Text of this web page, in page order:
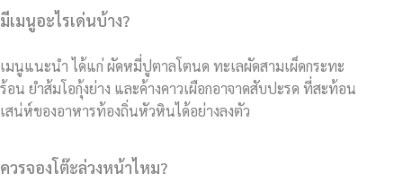
มีเมนูอะไรเด่นบ้าง?
เมนูแนะนำ ได้แก่ ผัดหมี่ปูตาลโตนด ทะเลผัดสามเผ็ดกระทะ
ร้อน ยำส้มโอกุ้งย่าง และค้างคาวเผือกอาจาดสับปะรด ที่สะท้อน
เสน่ห์ของอาหารท้องถิ่นหัวหินได้อย่างลงตัว
ควรจองโต๊ะล่วงหน้าไหม?